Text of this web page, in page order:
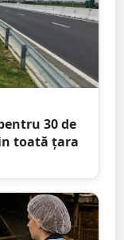
30 de
toată țara